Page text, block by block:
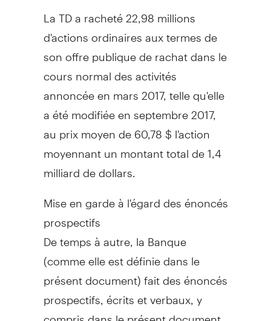
La TD a racheté 22,98 millions
d'actions ordinaires aux termes de
son offre publique de rachat dans le
cours normal des activités
annoncée en mars 2017, telle qu'elle
a été modifiée en septembre 2017,
au prix moyen de 60,78 $ l'action
moyennant un montant total de 1,4
milliard de dollars.
Mise en garde à l'égard des énoncés
prospectifs
De temps à autre, la Banque
(comme elle est définie dans le
présent document) fait des énoncés
prospectifs, écrits et verbaux, y
compris dans le présent document,